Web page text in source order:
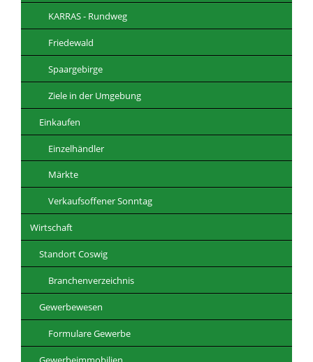
KARRAS - Rundweg
Friedewald
Spaargebirge
Ziele in der Umgebung
Einkaufen
Einzelhändler
Märkte
Verkaufsoffener Sonntag
Wirtschaft
Standort Coswig
Branchenverzeichnis
Gewerbewesen
Formulare Gewerbe